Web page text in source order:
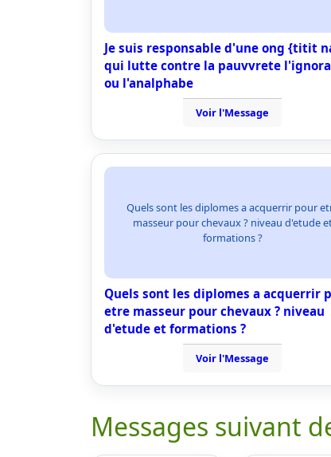
Je suis responsable d'une ong {titit
qui lutte contre la pauvvrete
ou l'analphabe
Voir l'Message
Quels sont les diplomes a acquerrir pour
masseur pour chevaux ? niveau d'etude
formations ?
Quels sont les diplomes a acquerrir
etre masseur pour chevaux ? niveau
d'etude et formations ?
Voir l'Message
Messages suivant